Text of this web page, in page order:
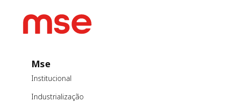
Mse
Institucional
Industrialização